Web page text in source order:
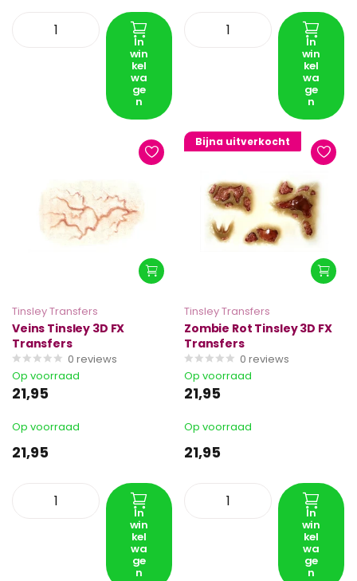
In
win
kel
wa
ge
n
In
win
kel
wa
ge
n
Tinsley Transfers
Veins Tinsley 3D FX
Transfers
0 reviews
Op voorraad
21,95
Op voorraad
21,95
In
win
kel
wa
ge
n
Bijna uitverkocht
Tinsley Transfers
Zombie Rot Tinsley 3D FX
Transfers
0 reviews
Op voorraad
21,95
Op voorraad
21,95
In
win
kel
wa
ge
n